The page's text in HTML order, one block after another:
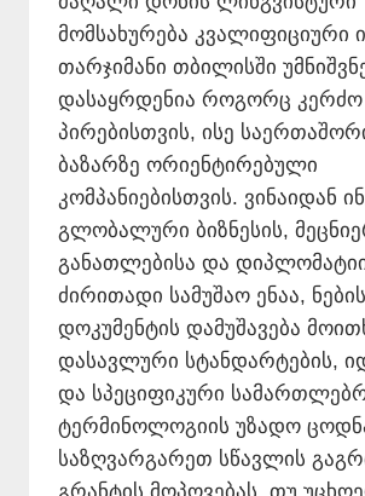
მომსახურება კვალიფიციური
თარჯიმანი თბილისში
დასაყრდენია როგორც კერძო
პირებისთვის, ისე
ბაზარზე ორიენტირებული
კომპანიებისთვის. ვინაიდან
გლობალური ბიზნესის,
განათლებისა და
ძირითადი სამუშაო ენაა,
დოკუმენტის დამუშავება
დასავლური სტანდარტების,
და სპეციფიკური
ტერმინოლოგიის უზადო
საზღვარგარეთ სწავლის